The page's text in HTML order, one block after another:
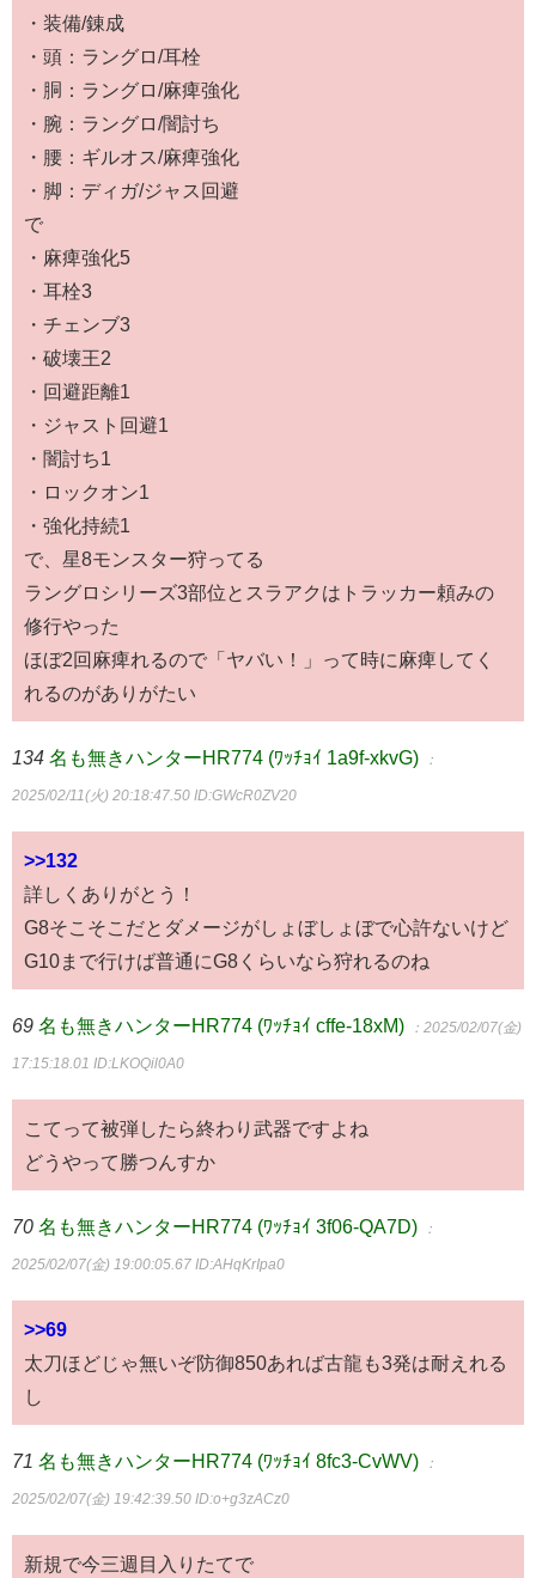
・装備/錬成
・頭：ラングロ/耳栓
・胴：ラングロ/麻痺強化
・腕：ラングロ/闇討ち
・腰：ギルオス/麻痺強化
・脚：ディガ/ジャス回避
で
・麻痺強化5
・耳栓3
・チェンブ3
・破壊王2
・回避距離1
・ジャスト回避1
・闇討ち1
・ロックオン1
・強化持続1
で、星8モンスター狩ってる
ラングロシリーズ3部位とスラアクはトラッカー頼みの
修行やった
ほぼ2回麻痺れるので「ヤバい！」って時に麻痺してく
れるのがありがたい
134 名も無きハンターHR774 (ﾜｯﾁｮｲ 1a9f-xkvG) ：
2025/02/11(火) 20:18:47.50 ID:GWcR0ZV20
>>132
詳しくありがとう！
G8そこそこだとダメージがしょぼしょぼで心許ないけど
G10まで行けば普通にG8くらいなら狩れるのね
69 名も無きハンターHR774 (ﾜｯﾁｮｲ cffe-18xM) ：2025/02/07(金)
17:15:18.01 ID:LKOQil0A0
こてって被弾したら終わり武器ですよね
どうやって勝つんすか
70 名も無きハンターHR774 (ﾜｯﾁｮｲ 3f06-QA7D) ：
2025/02/07(金) 19:00:05.67 ID:AHqKrIpa0
>>69
太刀ほどじゃ無いぞ防御850あれば古龍も3発は耐えれる
し
71 名も無きハンターHR774 (ﾜｯﾁｮｲ 8fc3-CvWV) ：
2025/02/07(金) 19:42:39.50 ID:o+g3zACz0
新規で今三週目入りたてで